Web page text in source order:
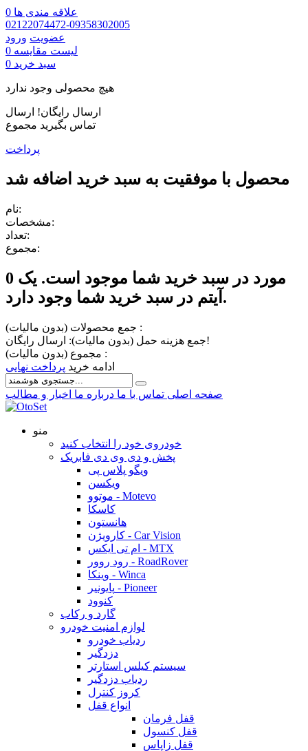
علاقه مندی ها 0
02122074472-09358302005
عضویت ورود
لیست مقایسه 0
سبد خرید 0
هیچ محصولی وجود ندارد
ارسال رایگان! ارسال
تماس بگیرید مجموع
پرداخت
محصول با موفقیت به سبد خرید اضافه شد
نام:
مشخصات:
تعداد:
مجموع:
0 مورد در سبد خرید شما موجود است. یک
آیتم در سبد خرید شما وجود دارد.
جمع محصولات (بدون مالیات) :
جمع هزینه حمل (بدون مالیات):ارسال رایگان!
مجموع (بدون مالیات) :
ادامه خرید پرداخت نهایی
صفحه اصلی تماس با ما درباره ما اخبار و مطالب
منو
خودروی خود را انتخاب کنید
پخش و دی وی دی فابریک
ویگو پلاس پی
ویکسن
موتوو - Motevo
کاسکا
هانستون
کارویژن - Car Vision
ام تی ایکس - MTX
رود روور - RoadRover
وینکا - Winca
پایونیر - Pioneer
کنوود
گارد و رکاب
لوازم امنیت خودرو
ردیاب خودرو
دزدگیر
سیستم کیلس استارتر
ردیاب دزدگیر
کروز کنترل
انواع قفل
قفل فرمان
قفل کنسول
قفل زاپاس